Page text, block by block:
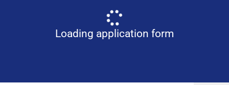
Loading application form